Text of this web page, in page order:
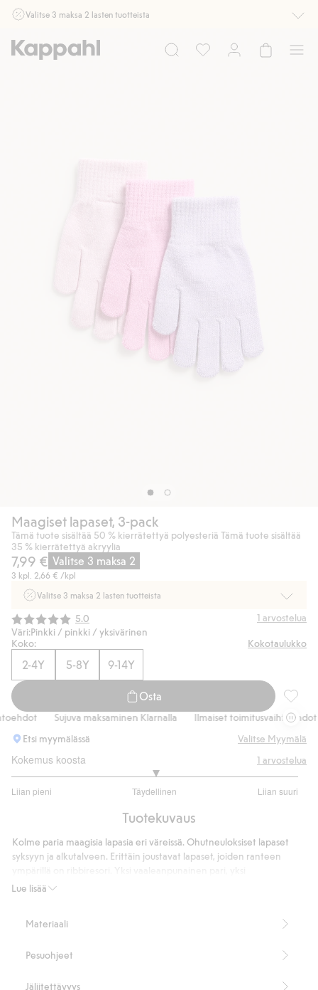
Valitse 3 maksa 2 lasten tuotteista
myymälässä ja verkossa. Ei voi yhdistää muihin alennuksiin tai tarjouksiin.
Maagiset lapaset, 3-pack
Tämä tuote sisältää 50 % kierrätettyä polyesteriä Tämä tuote sisältää
35 % kierrätettyä akryylia
7,99 € Valitse 3 maksa 2
3 kpl. 2,66 € /kpl
Valitse 3 maksa 2 lasten tuotteista
Ei Newbie. Ostaessasi 2 tuotetta tai enemmän. Voimassa 3-16.8. asti
myymälässä ja verkossa. Ei voi yhdistää muihin alennuksiin tai tarjouksiin.
Keskimääräinen luokitus:
5.0 1 arvostelua
Väri:Pinkki / pinkki / yksivärinen
Koko:
Kokotaulukko
2-4Y 5-8Y 9-14Y
Osta
Sujuva maksaminen Klarnalla
Ilmaiset toimitusvaihtoehdot
Etsi myymälässä
Valitse Myymälä
Kokemus koosta
Liian pieni Täydellinen Liian suuri
/
ääneen
1 arvostelua
Tuotekuvaus
Lue lisää
Kolme paria maagisia lapasia eri väreissä. Ohutneuloksiset lapaset
syksyyn ja alkutalveen. Erittäin joustavat lapaset, joiden ranteen
ruusunpunainen pari ja yksi violetti pari.
Tuotenumero
Materiaali
Pesuohjeet
Jäljitettävyys